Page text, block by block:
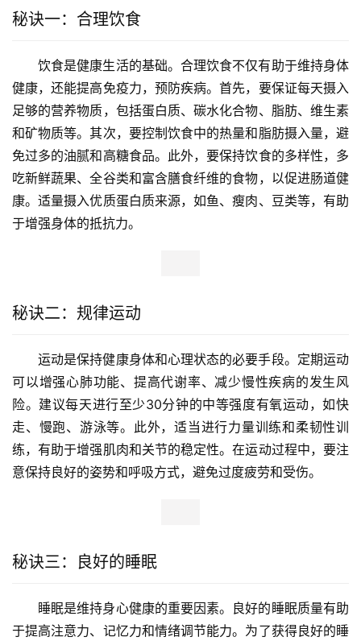
秘诀一：合理饮食
饮食是健康生活的基础。合理饮食不仅有助于维持身体
健康，还能提高免疫力，预防疾病。首先，要保证每天摄入
足够的营养物质，包括蛋白质、碳水化合物、脂肪、维生素
和矿物质等。其次，要控制饮食中的热量和脂肪摄入量，避
免过多的油腻和高糖食品。此外，要保持饮食的多样性，多
吃新鲜蔬果、全谷类和富含膳食纤维的食物，以促进肠道健
康。适量摄入优质蛋白质来源，如鱼、瘦肉、豆类等，有助
于增强身体的抵抗力。
秘诀二：规律运动
运动是保持健康身体和心理状态的必要手段。定期运动
可以增强心肺功能、提高代谢率、减少慢性疾病的发生风
险。建议每天进行至少30分钟的中等强度有氧运动，如快
走、慢跑、游泳等。此外，适当进行力量训练和柔韧性训
练，有助于增强肌肉和关节的稳定性。在运动过程中，要注
意保持良好的姿势和呼吸方式，避免过度疲劳和受伤。
秘诀三：良好的睡眠
睡眠是维持身心健康的重要因素。良好的睡眠质量有助
于提高注意力、记忆力和情绪调节能力。为了获得良好的睡